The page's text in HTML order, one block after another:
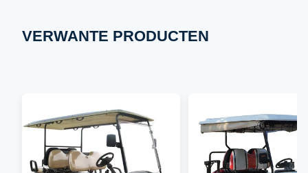
VERWANTE PRODUCTEN